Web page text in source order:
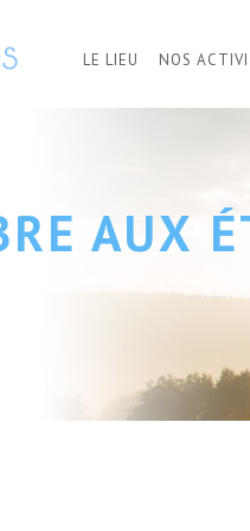
LE LIEU NOS
AUX